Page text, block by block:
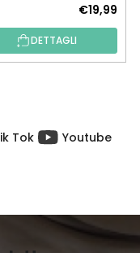
€19,99
DETTAGLI
Tok Youtube